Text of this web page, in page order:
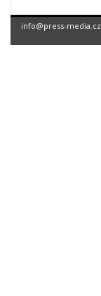
info@press-media.cz